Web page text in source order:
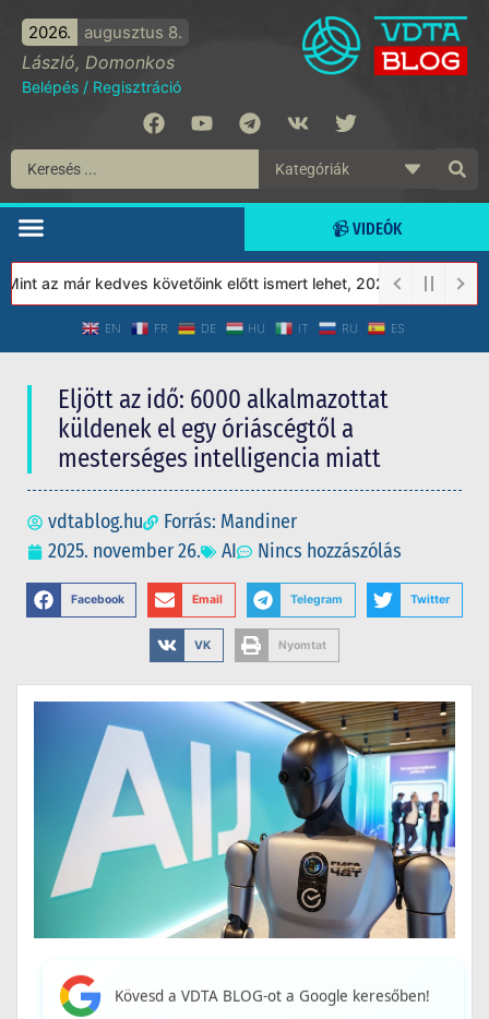
2026. augusztus 8.
László, Domonkos
Belépés / Regisztráció
📹 VIDEÓK
már kedves követőink előtt ismert lehet, 2023-tól a Védett
EN FR DE HU IT RU ES
Eljött az idő: 6000 alkalmazottat
küldenek el egy óriáscégtől a
mesterséges intelligencia miatt
vdtablog.hu
Forrás: Mandiner
2025. november 26.
AI Nincs hozzászólás
Facebook Email Telegram Twitter
VK Nyomtat
Kövesd a VDTA BLOG-ot a Google keresőben!